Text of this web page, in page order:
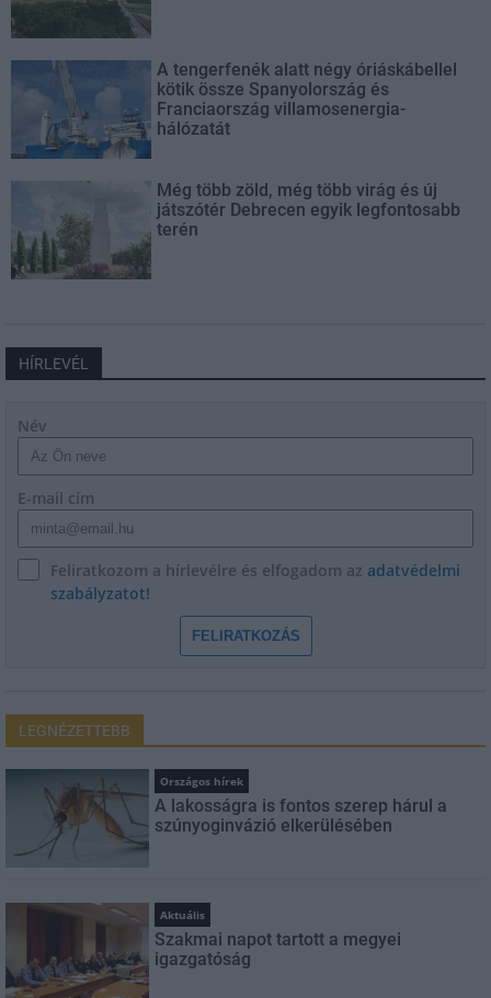
A tengerfenék alatt négy óriáskábellel
kötik össze Spanyolország és
Franciaország villamosenergia-
hálózatát
Még több zöld, még több virág és új
játszótér Debrecen egyik legfontosabb
terén
HÍRLEVÉL
Név
E-mail cím
Feliratkozom a hírlevélre és elfogadom az adatvédelmi
szabályzatot!
FELIRATKOZÁS
LEGNÉZETTEBB
Országos hírek
A lakosságra is fontos szerep hárul a
szúnyoginvázió elkerülésében
Aktuális
Szakmai napot tartott a megyei
igazgatóság